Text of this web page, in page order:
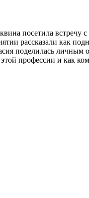
посетила встречу
рассказали как
поделилась личным
профессии и как